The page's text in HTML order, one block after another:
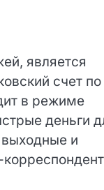
является
счет по
в режиме
деньги
и
займа